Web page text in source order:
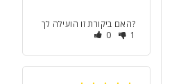
האם ביקורת זו הועילה לך?
0
1